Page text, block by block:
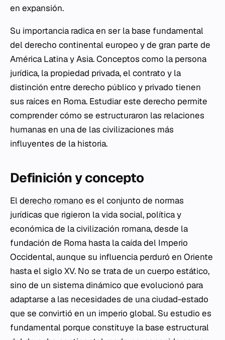
en expansión.
Su importancia radica en ser la base fundamental
del derecho continental europeo y de gran parte de
América Latina y Asia. Conceptos como la persona
jurídica, la propiedad privada, el contrato y la
distinción entre derecho público y privado tienen
sus raíces en Roma. Estudiar este derecho permite
comprender cómo se estructuraron las relaciones
humanas en una de las civilizaciones más
influyentes de la historia.
Definición y concepto
Elderecho romano es el conjunto de normas
jurídicas que rigieron la vida social, política y
económica de la civilización romana, desde la
fundación de Roma hasta la caída del Imperio
Occidental, aunque su influencia perduró en Oriente
hasta el siglo XV. No se trata de un cuerpo estático,
sino de un sistema dinámico que evolucionó para
adaptarse a las necesidades de una ciudad-estado
que se convirtió en un imperio global. Su estudio es
fundamental porque constituye la base estructural